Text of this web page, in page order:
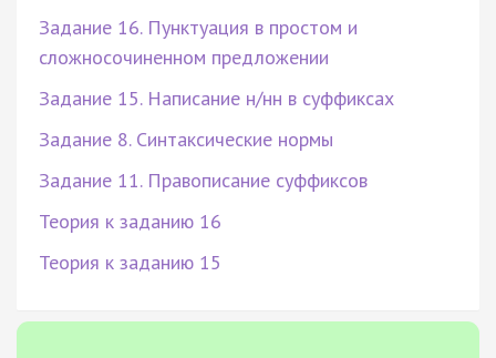
Задание 16. Пунктуация в простом и
сложносочиненном предложении
Задание 15. Написание н/нн в суффиксах
Задание 8. Синтаксические нормы
Задание 11. Правописание суффиксов
Теория к заданию 16
Теория к заданию 15